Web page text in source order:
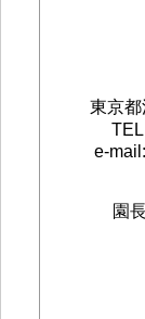
東京
e-mail:
園